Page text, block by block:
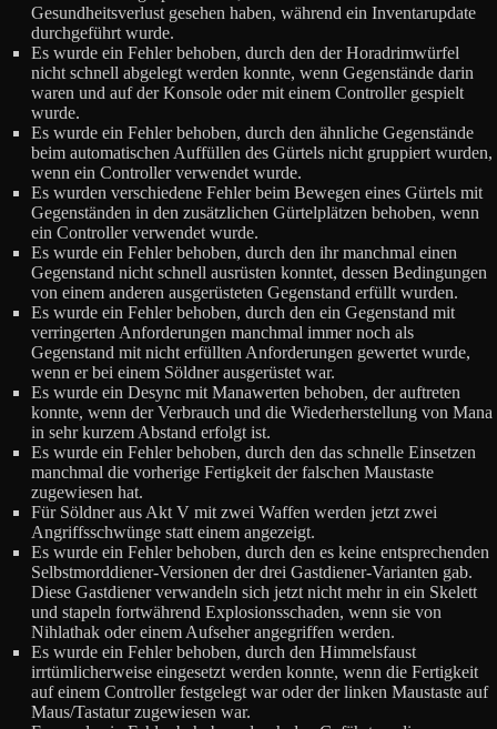
Gesundheitsverlust gesehen haben, während ein Inventarupdate
durchgeführt wurde.
Es wurde ein Fehler behoben, durch den der Horadrimwürfel
nicht schnell abgelegt werden konnte, wenn Gegenstände darin
waren und auf der Konsole oder mit einem Controller gespielt
wurde.
Es wurde ein Fehler behoben, durch den ähnliche Gegenstände
beim automatischen Auffüllen des Gürtels nicht gruppiert wurden,
wenn ein Controller verwendet wurde.
Es wurden verschiedene Fehler beim Bewegen eines Gürtels mit
Gegenständen in den zusätzlichen Gürtelplätzen behoben, wenn
ein Controller verwendet wurde.
Es wurde ein Fehler behoben, durch den ihr manchmal einen
Gegenstand nicht schnell ausrüsten konntet, dessen Bedingungen
von einem anderen ausgerüsteten Gegenstand erfüllt wurden.
Es wurde ein Fehler behoben, durch den ein Gegenstand mit
verringerten Anforderungen manchmal immer noch als
Gegenstand mit nicht erfüllten Anforderungen gewertet wurde,
wenn er bei einem Söldner ausgerüstet war.
Es wurde ein Desync mit Manawerten behoben, der auftreten
konnte, wenn der Verbrauch und die Wiederherstellung von Mana
in sehr kurzem Abstand erfolgt ist.
Es wurde ein Fehler behoben, durch den das schnelle Einsetzen
manchmal die vorherige Fertigkeit der falschen Maustaste
zugewiesen hat.
Für Söldner aus Akt V mit zwei Waffen werden jetzt zwei
Angriffsschwünge statt einem angezeigt.
Es wurde ein Fehler behoben, durch den es keine entsprechenden
Selbstmorddiener-Versionen der drei Gastdiener-Varianten gab.
Diese Gastdiener verwandeln sich jetzt nicht mehr in ein Skelett
und stapeln fortwährend Explosionsschaden, wenn sie von
Nihlathak oder einem Aufseher angegriffen werden.
Es wurde ein Fehler behoben, durch den Himmelsfaust
irrtümlicherweise eingesetzt werden konnte, wenn die Fertigkeit
auf einem Controller festgelegt war oder der linken Maustaste auf
Maus/Tastatur zugewiesen war.